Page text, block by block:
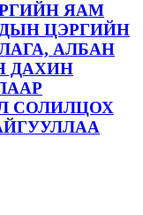
ЯАМ
ЦЭРГИЙН
АЛБАН
ДАХИН
СОЛИЛЦОХ